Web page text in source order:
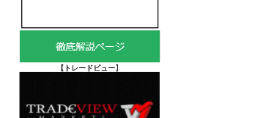
【 トレードビュー】